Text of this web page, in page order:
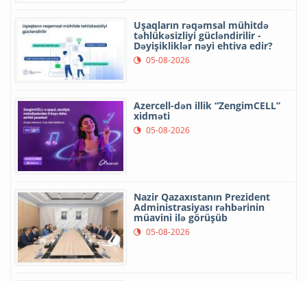
Uşaqların rəqəmsal mühitdə
təhlükəsizliyi gücləndirilir -
Dəyişikliklər nəyi ehtiva edir?
05-08-2026
Azercell-dən illik “ZengimCELL”
xidməti
05-08-2026
Nazir Qazaxıstanın Prezident
Administrasiyası rəhbərinin
müavini ilə görüşüb
05-08-2026